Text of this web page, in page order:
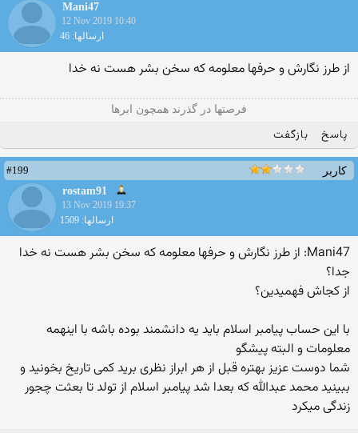
Mani47
12 Nov 2019 10:40
ارسالها: 46
از طرز نگارش و حرفها معلومه که سخن بشر هست نه خدا
فرصتها در گذرند همچون ابرها
پاسخ بازگفت
کاربر
#199
rostam91
13 Nov 2019 19:37
ارسالها: 1509
Mani47: از طرز نگارش و حرفها معلومه که سخن بشر هست نه خدا
جدا؟
از کجاش فهمیدین؟
با این حساب پیامبر اسلام باید یه دانشمند بوده باشه با اینهمه
معلومات و البته پیشگو
شما دوست عزیز بهتره قبل از هر ابراز نظری برید کمی تاریخ بخونید و
ببینید محمد عبدالله که بعدا شد پیامبر اسلام از تولد تا بعثت چجور
زندگی میکرد